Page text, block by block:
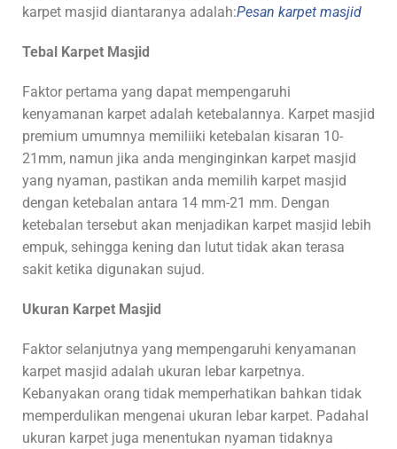
karpet masjid diantaranya adalah:Pesan karpet masjid
Tebal Karpet Masjid
Faktor pertama yang dapat mempengaruhi
kenyamanan karpet adalah ketebalannya. Karpet masjid
premium umumnya memiliiki ketebalan kisaran 10-
21mm, namun jika anda menginginkan karpet masjid
yang nyaman, pastikan anda memilih karpet masjid
dengan ketebalan antara 14 mm-21 mm. Dengan
ketebalan tersebut akan menjadikan karpet masjid lebih
empuk, sehingga kening dan lutut tidak akan terasa
sakit ketika digunakan sujud.
Ukuran Karpet Masjid
Faktor selanjutnya yang mempengaruhi kenyamanan
karpet masjid adalah ukuran lebar karpetnya.
Kebanyakan orang tidak memperhatikan bahkan tidak
memperdulikan mengenai ukuran lebar karpet. Padahal
ukuran karpet juga menentukan nyaman tidaknya